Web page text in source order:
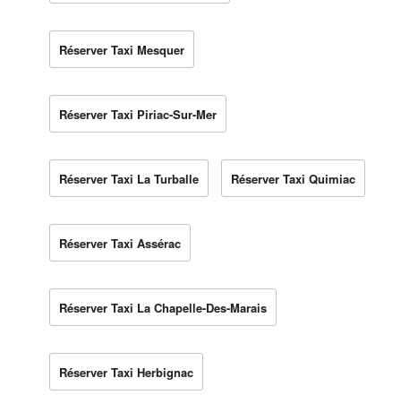
Réserver Taxi Mesquer
Réserver Taxi Piriac-Sur-Mer
Réserver Taxi La Turballe Réserver Taxi Quimiac
Réserver Taxi Assérac
Réserver Taxi La Chapelle-Des-Marais
Réserver Taxi Herbignac